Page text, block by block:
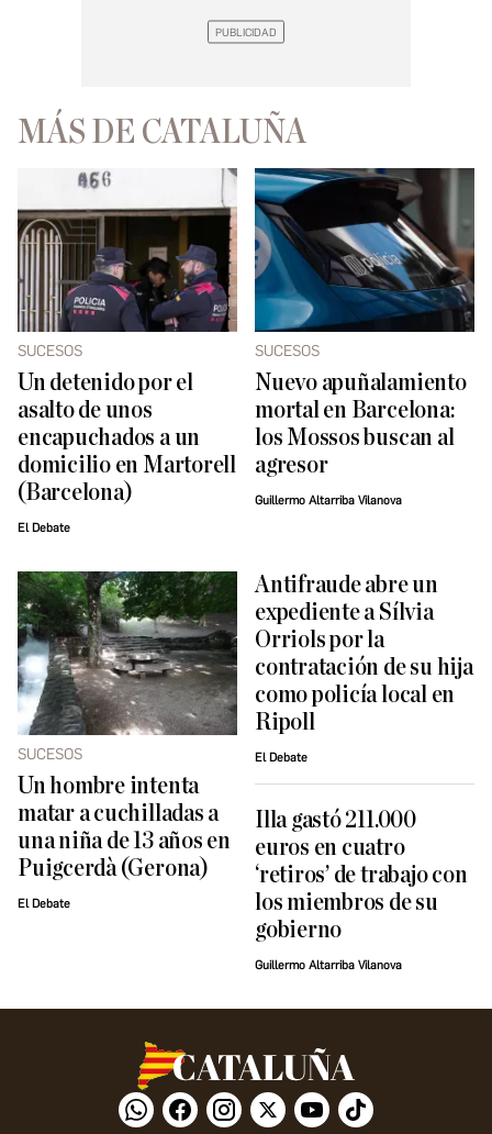
MÁS DE CATALUÑA
SUCESOS
Un detenido por el
asalto de unos
encapuchados a un
domicilio en Martorell
(Barcelona)
El Debate
SUCESOS
Nuevo apuñalamiento
mortal en Barcelona:
los Mossos buscan al
agresor
Guillermo Altarriba Vilanova
SUCESOS
Un hombre intenta
matar a cuchilladas a
una niña de 13 años en
Puigcerdà (Gerona)
El Debate
Antifraude abre un
expediente a Sílvia
Orriols por la
contratación de su hija
como policía local en
Ripoll
El Debate
Illa gastó 211.000
euros en cuatro
‘retiros’ de trabajo con
los miembros de su
gobierno
Guillermo Altarriba Vilanova